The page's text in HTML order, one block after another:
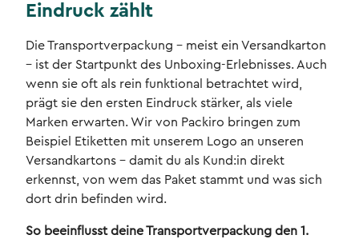
Eindruck zählt
Die Transportverpackung – meist ein Versandkarton
– ist der Startpunkt des Unboxing-Erlebnisses. Auch
wenn sie oft als rein funktional betrachtet wird,
prägt sie den ersten Eindruck stärker, als viele
Marken erwarten. Wir von Packiro bringen zum
Beispiel Etiketten mit unserem Logo an unseren
Versandkartons - damit du als Kund:in direkt
erkennst, von wem das Paket stammt und was sich
dort drin befinden wird.
So beeinflusst deine Transportverpackung den 1.